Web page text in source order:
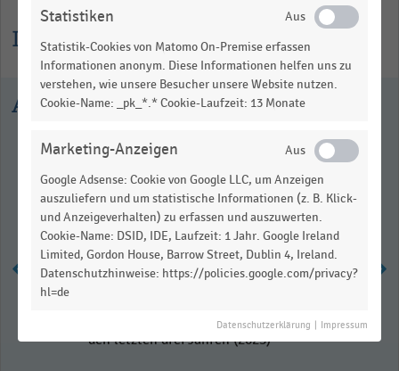
Informationen zur Statistik
Ausgewählte Statistiken
Retourenquote im E-Commerce in
den letzten drei Jahren (2023)
Statistiken
Statistik-Cookies von Matomo On-Premise erfassen
Informationen anonym. Diese Informationen helfen uns zu
verstehen, wie unsere Besucher unsere Website nutzen.
Cookie-Name: _pk_*.* Cookie-Laufzeit: 13 Monate
Marketing-Anzeigen
Google Adsense: Cookie von Google LLC, um Anzeigen
auszuliefern und um statistische Informationen (z. B. Klick-
und Anzeigeverhalten) zu erfassen und auszuwerten.
Cookie-Name: DSID, IDE, Laufzeit: 1 Jahr. Google Ireland
Limited, Gordon House, Barrow Street, Dublin 4, Ireland.
Datenschutzhinweise: https://policies.google.com/privacy?
hl=de
Datenschutzerklärung Impressum